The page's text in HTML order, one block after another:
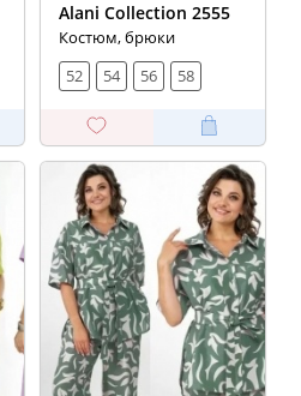
Alani Collection 2555
Костюм, брюки
52
54 56 58